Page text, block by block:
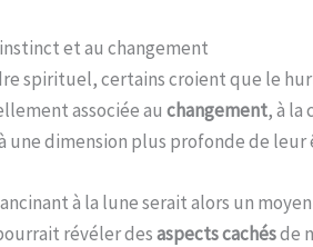
et au changement
spirituel, certains croient que le
associée auchangement, à la
une dimension plus profonde de leur
à la lune serait alors un
révéler desaspects cachésde